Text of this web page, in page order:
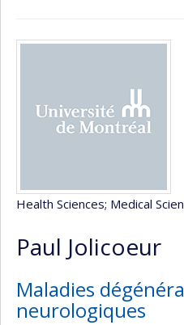
Health Sciences; Medical
Paul Jolicoeur
Maladies
neurologiques